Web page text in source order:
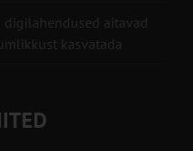
digilahendused aitavad
kasvatada